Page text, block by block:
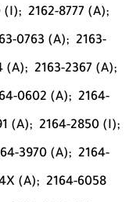
(I); 2162-8777 (A);
0763 (A); 2163-
(A); 2163-2367 (A);
0602 (A); 2164-
(A); 2164-2850 (I);
3970 (A); 2164-
(A); 2164-6058